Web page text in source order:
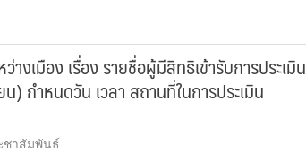
งเมือง เรื่อง รายชื่อผู้มีสิทธิเข้ารับการประเมิน
กำหนดวัน เวลา สถานที่ในการประเมิน
ชาสัมพันธ์